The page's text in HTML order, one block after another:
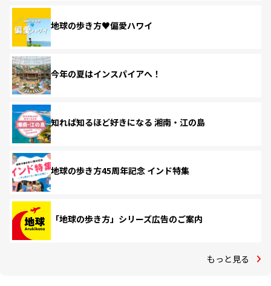
地球の歩き方♥偏愛ハワイ
今年の夏はインスパイアへ！
知れば知るほど好きになる 湘南・江の島
地球の歩き方45周年記念 インド特集
「地球の歩き方」シリーズ広告のご案内
もっと見る